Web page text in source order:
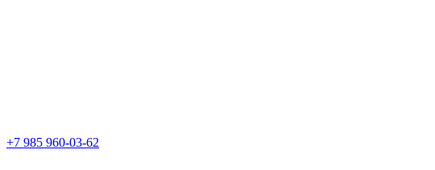
+7 985 960-03-62